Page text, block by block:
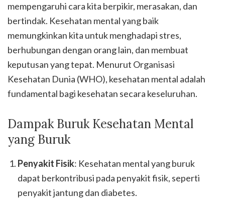
mempengaruhi cara kita berpikir, merasakan, dan
bertindak. Kesehatan mental yang baik
memungkinkan kita untuk menghadapi stres,
berhubungan dengan orang lain, dan membuat
keputusan yang tepat. Menurut Organisasi
Kesehatan Dunia (WHO), kesehatan mental adalah
fundamental bagi kesehatan secara keseluruhan.
Dampak Buruk Kesehatan Mental
yang Buruk
Penyakit Fisik: Kesehatan mental yang buruk
dapat berkontribusi pada penyakit fisik, seperti
penyakit jantung dan diabetes.